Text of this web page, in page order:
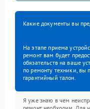
Какие документы вы
На этапе приема
ремонт вам будет
обязательств на ваше
по ремонту техники, вы
гарантийный талон.
Я уже знаю в чем